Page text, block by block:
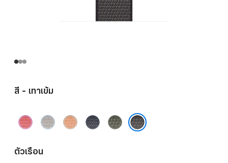
สี - เทาเข้ม
ชมพู
สดก
วา
วา
หมอก
ฟ้า
แคน
ตาลู
น้ำ
เงิน
เขียว
ฟอเรสต์
ตัวเรือน